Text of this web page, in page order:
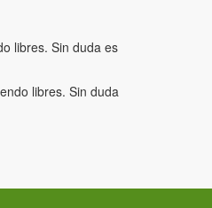
libres. Sin duda es
libres. Sin duda